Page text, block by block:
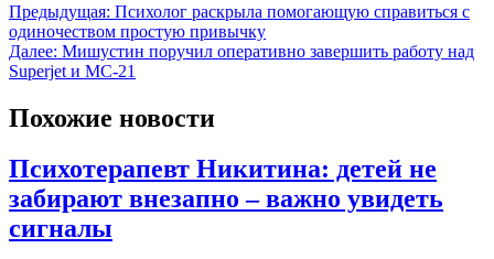
Предыдущая: Психолог раскрыла помогающую справиться с
одиночеством простую привычку
Далее: Мишустин поручил оперативно завершить работу над
Superjet и МС-21
Похожие новости
Психотерапевт Никитина: детей не
забирают внезапно – важно увидеть
сигналы